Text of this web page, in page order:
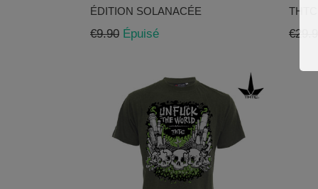
ÉDITION SOLANACÉE
Prix
€9.90 Épuisé
THTC
Prix
€29.90